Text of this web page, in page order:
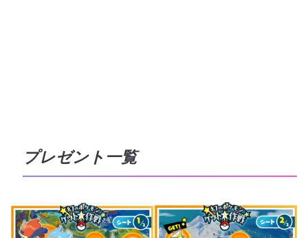
プレゼント一覧